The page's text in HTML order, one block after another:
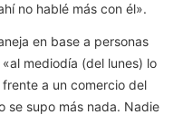
no hablé más con él».
en base a personas
mediodía (del lunes) lo
a un comercio del
se supo más nada. Nadie